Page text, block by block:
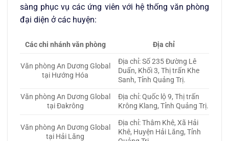
sàng phục vụ các ứng viên với hệ thống văn phòng
đại diện ở các huyện:
Các chi nhánh văn phòng Địa chỉ
Văn phòng An Dương Global
tại Hướng Hóa
Địa chỉ: Số 235 Đường Lê
Duẩn, Khối 3, Thị trấn Khe
Sanh, Tỉnh Quảng Trị.
Văn phòng An Dương Global
tại Đakrông
Địa chỉ: Quốc lộ 9, Thị trấn
Krông Klang, Tỉnh Quảng Trị.
Văn phòng An Dương Global
tại Hải Lăng
Địa chỉ: Thâm Khê, Xã Hải
Khê, Huyện Hải Lăng, Tỉnh